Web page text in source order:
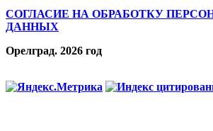
СОГЛАСИЕ НА ОБРАБОТКУ
ДАННЫХ
Орелград. 2026 год